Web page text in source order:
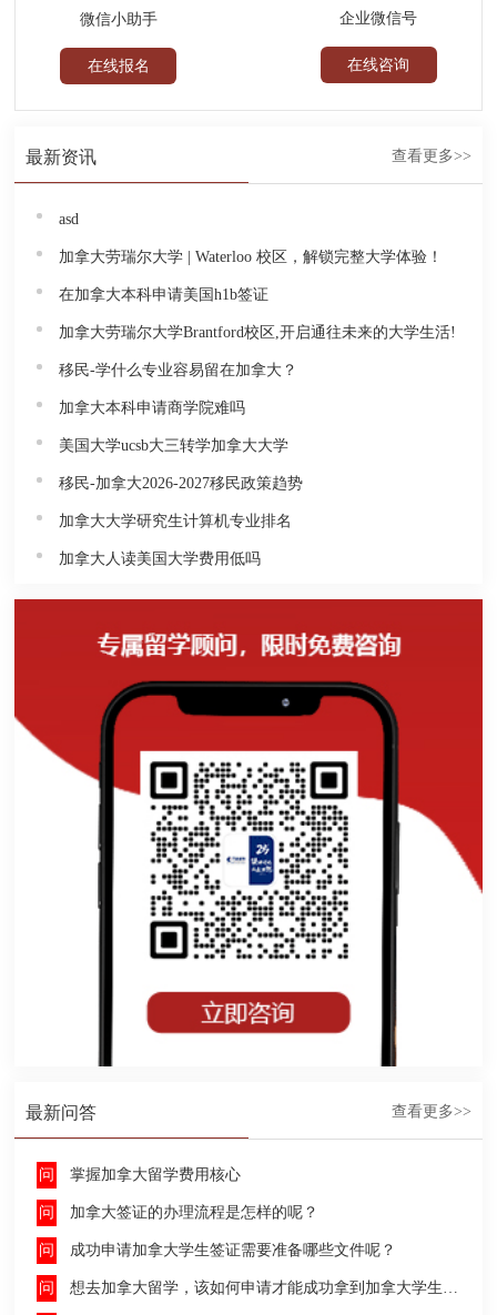
微信小助手
在线报名
企业微信号
在线咨询
最新资讯 查看更多>>
asd
加拿大劳瑞尔大学 | Waterloo 校区，解锁完整大学体验！
在加拿大本科申请美国h1b签证
加拿大劳瑞尔大学Brantford校区,开启通往未来的大学生活!
移民-学什么专业容易留在加拿大？
加拿大本科申请商学院难吗
美国大学ucsb大三转学加拿大大学
移民-加拿大2026-2027移民政策趋势
加拿大大学研究生计算机专业排名
加拿大人读美国大学费用低吗
最新问答 查看更多>>
掌握加拿大留学费用核心
加拿大签证的办理流程是怎样的呢？
成功申请加拿大学生签证需要准备哪些文件呢？
想去加拿大留学，该如何申请才能成功拿到加拿大学生签证呢？